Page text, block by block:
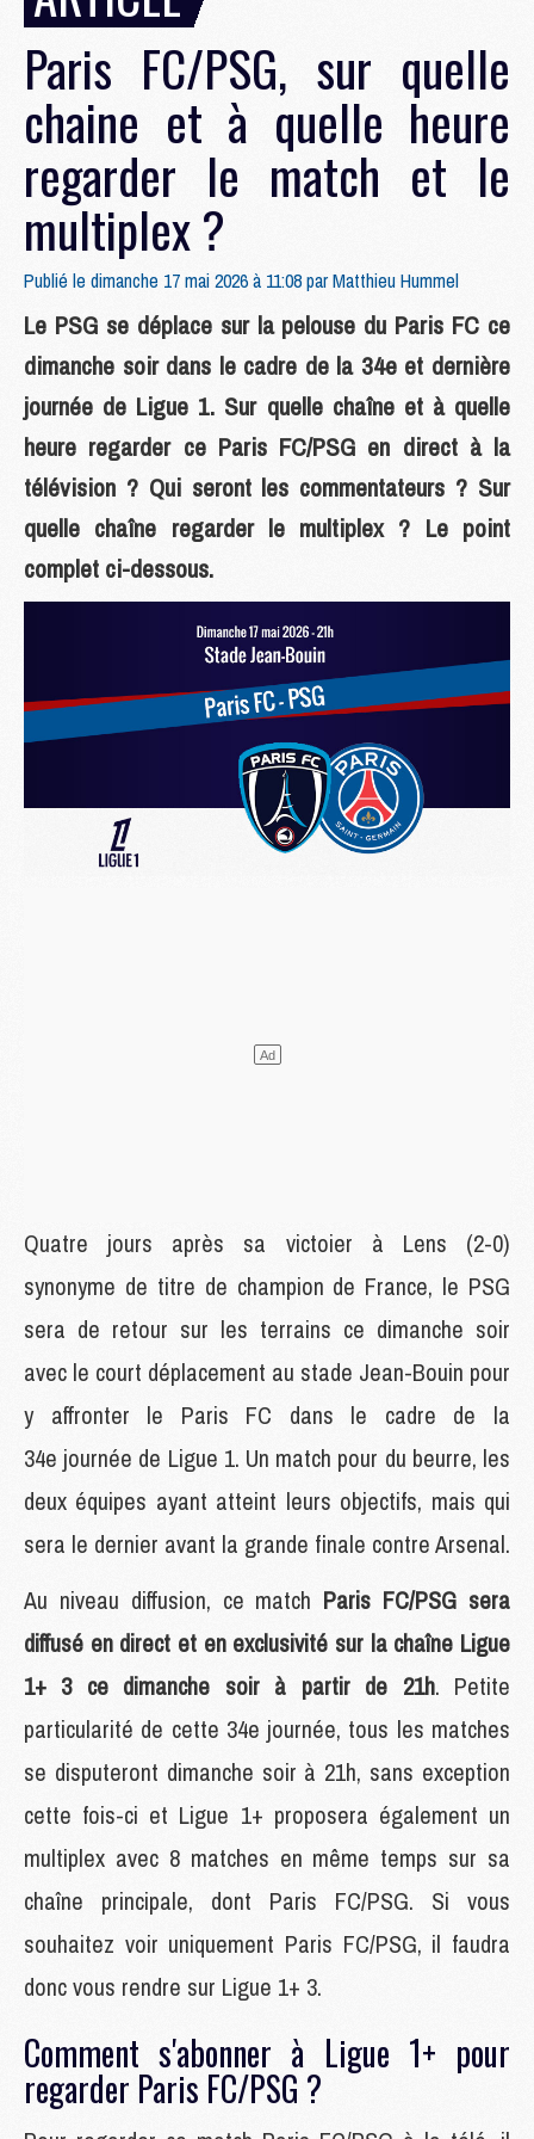
Paris FC/PSG, sur quelle
chaine et à quelle heure
regarder le match et le
multiplex ?
Publié le dimanche 17 mai 2026 à 11:08 parMatthieu Hummel
Le PSG se déplace sur la pelouse du Paris FC ce
dimanche soir dans le cadre de la 34e et dernière
journée de Ligue 1. Sur quelle chaîne et à quelle
heure regarder ce Paris FC/PSG en direct à la
télévision ? Qui seront les commentateurs ? Sur
quelle chaîne regarder le multiplex ? Le point
complet ci-dessous.
Quatre jours après sa victoier à Lens (2-0)
synonyme de titre de champion de France, le PSG
sera de retour sur les terrains ce dimanche soir
avec le court déplacement au stade Jean-Bouin pour
y affronter le Paris FC dans le cadre de la
34e journée de Ligue 1. Un match pour du beurre, les
deux équipes ayant atteint leurs objectifs, mais qui
sera le dernier avant la grande finale contre Arsenal.
Au niveau diffusion, ce match Paris FC/PSG sera
diffusé en direct et en exclusivité sur la chaîne Ligue
1+ 3 ce dimanche soir à partir de 21h. Petite
particularité de cette 34e journée, tous les matches
se disputeront dimanche soir à 21h, sans exception
cette fois-ci et Ligue 1+ proposera également un
multiplex avec 8 matches en même temps sur sa
chaîne principale, dont Paris FC/PSG. Si vous
souhaitez voir uniquement Paris FC/PSG, il faudra
donc vous rendre sur Ligue 1+ 3.
Comment s'abonner à Ligue 1+ pour
regarder Paris FC/PSG ?